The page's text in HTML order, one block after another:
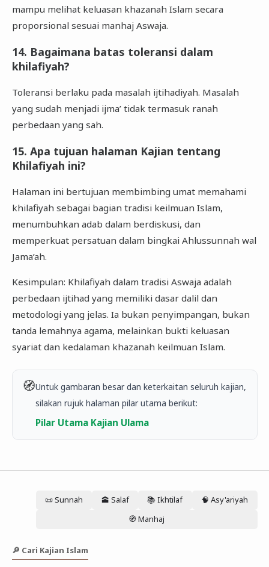
mampu melihat keluasan khazanah Islam secara
proporsional sesuai manhaj Aswaja.
14. Bagaimana batas toleransi dalam
khilafiyah?
Toleransi berlaku pada masalah ijtihadiyah. Masalah
yang sudah menjadi ijma’ tidak termasuk ranah
perbedaan yang sah.
15. Apa tujuan halaman Kajian tentang
Khilafiyah ini?
Halaman ini bertujuan membimbing umat memahami
khilafiyah sebagai bagian tradisi keilmuan Islam,
menumbuhkan adab dalam berdiskusi, dan
memperkuat persatuan dalam bingkai Ahlussunnah wal
Jama’ah.
Kesimpulan: Khilafiyah dalam tradisi Aswaja adalah
perbedaan ijtihad yang memiliki dasar dalil dan
metodologi yang jelas. Ia bukan penyimpangan, bukan
tanda lemahnya agama, melainkan bukti keluasan
syariat dan kedalaman khazanah keilmuan Islam.
🧭Untuk gambaran besar dan keterkaitan seluruh kajian,
silakan rujuk halaman pilar utama berikut:
Pilar Utama Kajian Ulama
📜 Sunnah 🕋 Salaf 📚 Ikhtilaf
🧠 Asy'ariyah
🧭 Manhaj
🔎 Cari Kajian Islam